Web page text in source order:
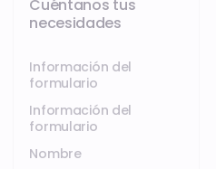
Cuéntanos tus
necesidades
Información del
formulario
Información del
formulario
Nombre